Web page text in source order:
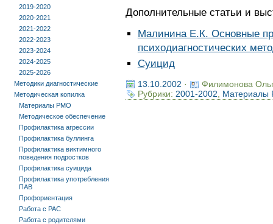
Дополнительные статьи и
Малинина Е.К. Основные
психодиагностических
Суицид
13.10.2002 ·
Филимонова
Рубрики: 2001-2002
2019-2020
2020-2021
2021-2022
2022-2023
2023-2024
2024-2025
2025-2026
Методики диагностические
Методическая копилка
Материалы РМО
Методическое обеспечение
Профилактика агрессии
Профилактика буллинга
Профилактика виктимного
поведения подростков
Профилактика суицида
Профилактика употребления
ПАВ
Профориентация
Работа с РАС
Работа с родителями